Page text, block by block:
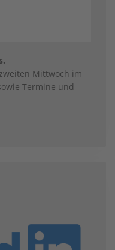
Mittwoch im
Termine und